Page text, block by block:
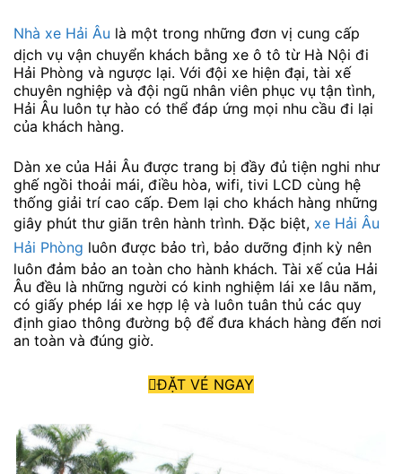
Nhà xe Hải Âu là một trong những đơn vị cung cấp
dịch vụ vận chuyển khách bằng xe ô tô từ Hà Nội đi
Hải Phòng và ngược lại. Với đội xe hiện đại, tài xế
chuyên nghiệp và đội ngũ nhân viên phục vụ tận tình,
Hải Âu luôn tự hào có thể đáp ứng mọi nhu cầu đi lại
của khách hàng.
Dàn xe của Hải Âu được trang bị đầy đủ tiện nghi như
ghế ngồi thoải mái, điều hòa, wifi, tivi LCD cùng hệ
thống giải trí cao cấp. Đem lại cho khách hàng những
giây phút thư giãn trên hành trình. Đặc biệt, xe Hải Âu
Hải Phòng luôn được bảo trì, bảo dưỡng định kỳ nên
luôn đảm bảo an toàn cho hành khách. Tài xế của Hải
Âu đều là những người có kinh nghiệm lái xe lâu năm,
có giấy phép lái xe hợp lệ và luôn tuân thủ các quy
định giao thông đường bộ để đưa khách hàng đến nơi
an toàn và đúng giờ.
ĐẶT VÉ NGAY